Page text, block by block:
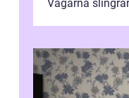
Vägarna